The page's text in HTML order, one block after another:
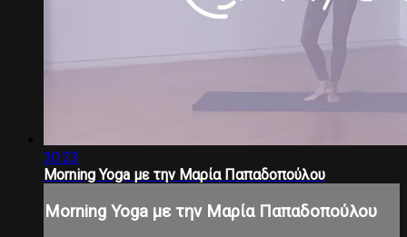
30:23
Morning Yoga με την Μαρία Παπαδοπούλου
Morning Yoga με την Μαρία Παπαδοπούλου